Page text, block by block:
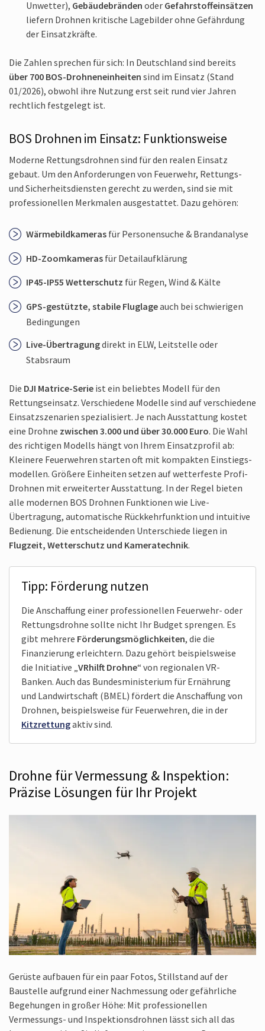
Unwetter), Gebäudebränden oder Gefahrstoff­einsätzen
liefern Drohnen kritische Lagebilder ohne Gefährdung
der Einsatzkräfte.
Die Zahlen sprechen für sich: In Deutschland sind bereits
über 700 BOS-Drohnen­einheiten sind im Einsatz (Stand
01/2026), obwohl ihre Nutzung erst seit rund vier Jahren
rechtlich festgelegt ist.
BOS Drohnen im Einsatz: Funktionsweise
Moderne Rettungsdrohnen sind für den realen Einsatz
gebaut. Um den Anforderungen von Feuerwehr, Rettungs-
und Sicherheits­diensten gerecht zu werden, sind sie mit
professionellen Merkmalen ausgestattet. Dazu gehören:
Wärme­bildkamerasfür Personensuche & Brandanalyse
HD-Zoomkamerasfür Detail­aufklärung
IP45-IP55 Wetterschutz für Regen, Wind & Kälte
GPS-gestützte, stabile Fluglageauch bei schwierigen
Bedingungen
Live-Übertragungdirekt in ELW, Leitstelle oder
Stabsraum
Die DJI Matrice-Serie ist ein beliebtes Modell für den
Rettungseinsatz. Verschiedene Modelle sind auf verschiedene
Einsatz­szenarien spezialisiert. Je nach Ausstattung kostet
eine Drohne zwischen 3.000 und über 30.000 Euro. Die Wahl
des richtigen Modells hängt von Ihrem Einsatzprofil ab:
Kleinere Feuerwehren starten oft mit kompakten Einstiegs­
modellen. Größere Einheiten setzen auf wetterfeste Profi-
Drohnen mit erweiterter Ausstattung. In der Regel bieten
alle modernen BOS Drohnen Funktionen wie Live-
Übertragung, automatische Rück­kehrfunktion und intuitive
Bedienung. Die entscheidenden Unterschiede liegen in
Flugzeit, Wetterschutz und Kameratechnik.
Tipp: Förderung nutzen
Die Anschaffung einer professionellen Feuerwehr- oder
Rettungsdrohne sollte nicht Ihr Budget sprengen. Es
gibt mehrere Förderungs­möglichkeiten, die die
Finanzierung erleichtern. Dazu gehört beispielsweise
die Initiative „VRhilft Drohne“ von regionalen VR-
Banken. Auch das Bundesministerium für Ernährung
und Landwirtschaft (BMEL) fördert die Anschaffung von
Drohnen, beispielsweise für Feuerwehren, die in der
Kitzrettungaktiv sind.
Drohne für Vermessung & Inspektion:
Präzise Lösungen für Ihr Projekt
Gerüste aufbauen für ein paar Fotos, Stillstand auf der
Baustelle aufgrund einer Nachmessung oder gefährliche
Begehungen in großer Höhe: Mit professionellen
Vermessungs- und Inspektionsdrohnen lässt sich all das